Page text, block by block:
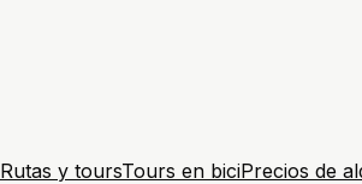
Rutas y toursTours en biciPrecios de